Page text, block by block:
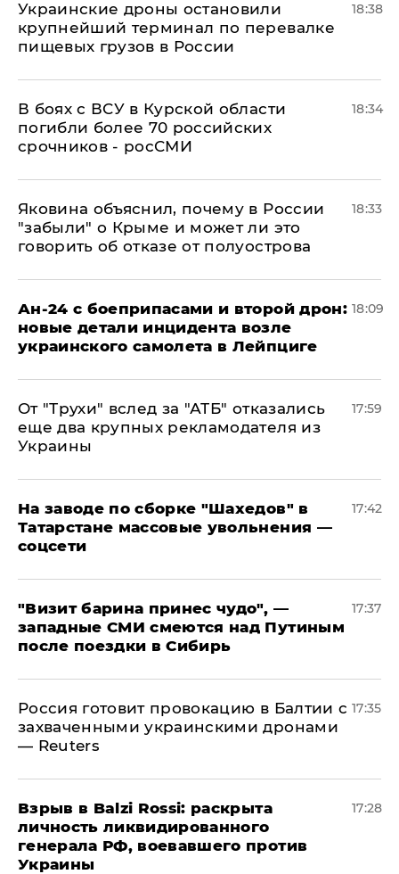
Украинские дроны остановили
крупнейший терминал по перевалке
пищевых грузов в России
18:38
В боях с ВСУ в Курской области
погибли более 70 российских
срочников - росСМИ
18:34
Яковина объяснил, почему в России
"забыли" о Крыме и может ли это
говорить об отказе от полуострова
18:33
Ан-24 с боеприпасами и второй дрон:
новые детали инцидента возле
украинского самолета в Лейпциге
18:09
От "Трухи" вслед за "АТБ" отказались
еще два крупных рекламодателя из
Украины
17:59
На заводе по сборке "Шахедов" в
Татарстане массовые увольнения —
соцсети
17:42
"Визит барина принес чудо", —
западные СМИ смеются над Путиным
после поездки в Сибирь
17:37
​Россия готовит провокацию в Балтии с
захваченными украинскими дронами
— Reuters
17:35
​Взрыв в Balzi Rossi: раскрыта
личность ликвидированного
генерала РФ, воевавшего против
Украины
17:28